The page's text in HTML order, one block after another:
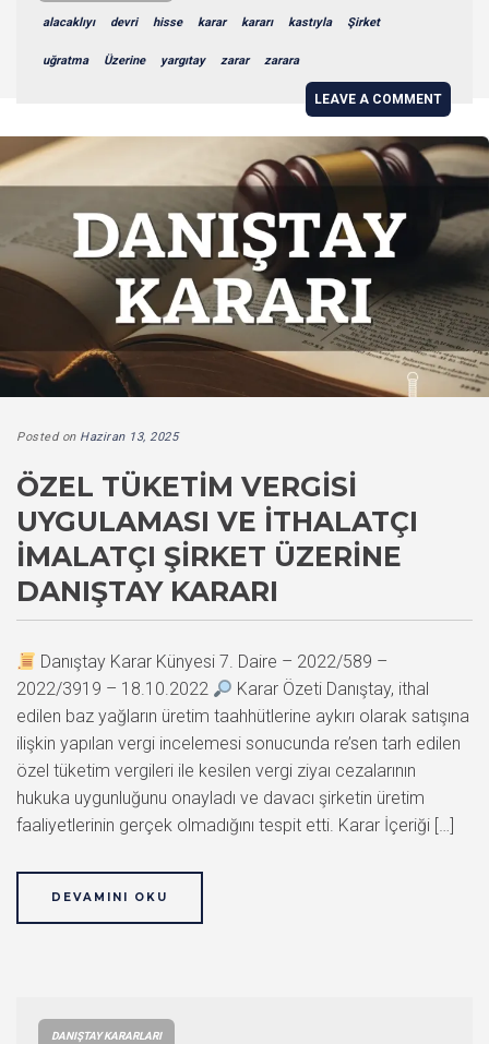
alacaklıyı devri hisse karar kararı kastıyla Şirket
uğratma Üzerine yargıtay zarar zarara
LEAVE A COMMENT
Posted on Haziran 13, 2025
ÖZEL TÜKETIM VERGISI
UYGULAMASI VE İTHALATÇI
İMALATÇI ŞIRKET ÜZERINE
DANIŞTAY KARARI
Danıştay Karar Künyesi 7. Daire – 2022/589 –
2022/3919 – 18.10.2022
Karar Özeti Danıştay, ithal
edilen baz yağların üretim taahhütlerine aykırı olarak satışına
ilişkin yapılan vergi incelemesi sonucunda re’sen tarh edilen
özel tüketim vergileri ile kesilen vergi ziyaı cezalarının
hukuka uygunluğunu onayladı ve davacı şirketin üretim
faaliyetlerinin gerçek olmadığını tespit etti. Karar İçeriği […]
DEVAMINI OKU
DANIŞTAY KARARLARI